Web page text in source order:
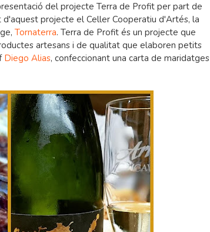
del projecte Terra de Profit per part de
projecte el Celler Cooperatiu d'Artés, la
Tornaterra. Terra de Profit és un projecte que
artesans i de qualitat que elaboren petits
Diego Alias, confeccionant una carta de maridatges